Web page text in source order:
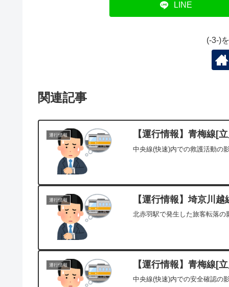
LINE
(-3-)
関連記事
運行情報 【運行情報】青梅線[
中央線(快速)内での救護活動の
運行情報 【運行情報】埼京川
北赤羽駅で発生した旅客転落の
運行情報 【運行情報】青梅線[
中央線(快速)内での安全確認の